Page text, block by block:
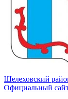
Шелеховский
Официальный